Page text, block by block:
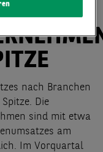
nach Branchen
Die
sind mit etwa
am
Im Vorquartal